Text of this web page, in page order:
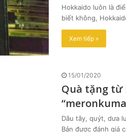
Hokkaido luôn là
biết không,
Xem tiếp »
15/01/2020
Quà tặng từ
Dâu tây, quýt, dưa
Bản được đánh giá